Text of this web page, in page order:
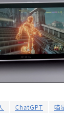
ChatGPT 喵